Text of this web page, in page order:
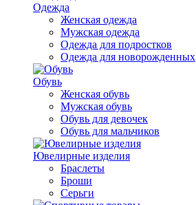
Одежда
Женская одежда
Мужская одежда
Одежда для подростков
Одежда для новорожденных
Обувь
Женская обувь
Мужская обувь
Обувь для девочек
Обувь для мальчиков
Ювелирные изделия
Браслеты
Броши
Серьги